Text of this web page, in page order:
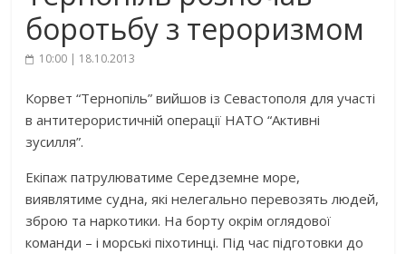
боротьбу з тероризмом
10:00 | 18.10.2013
Корвет “Тернопіль” вийшов із Севастополя для участі
в антитерористичній операції НАТО “Активні
зусилля”.
Екіпаж патрулюватиме Середземне море,
виявлятиме судна, які нелегально перевозять людей,
зброю та наркотики. На борту окрім оглядової
команди – і морські піхотинці. Під час підготовки до